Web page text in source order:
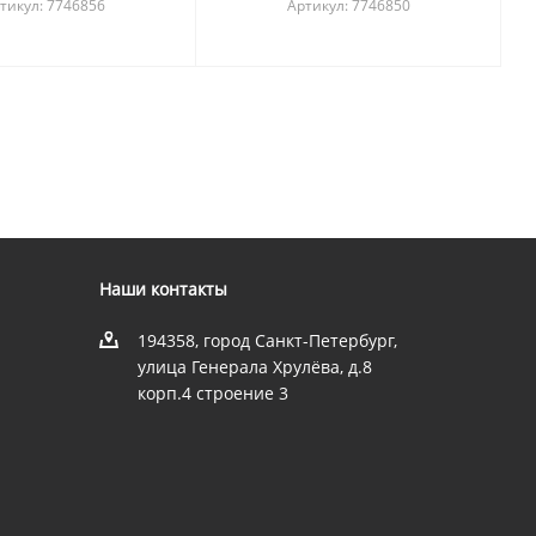
7746856 Артикул: 7746850
Наши контакты
194358, город Санкт-Петербург,
улица Генерала Хрулёва, д.8
корп.4 строение 3